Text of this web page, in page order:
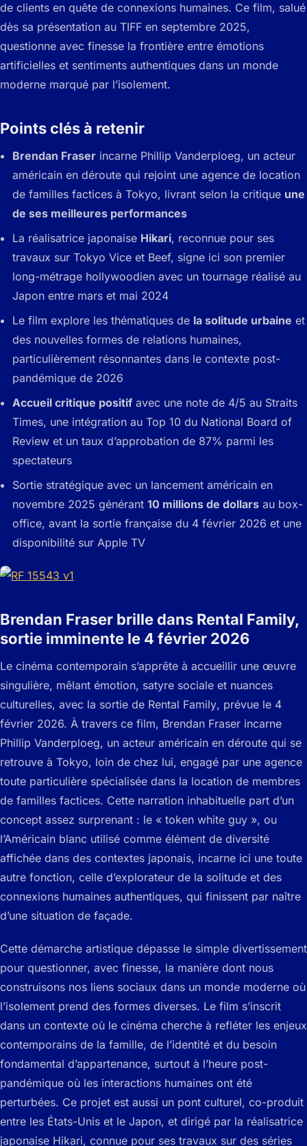
de clients en quête de connexions humaines. Ce film, salué
dès sa présentation au TIFF en septembre 2025,
questionne avec finesse la frontière entre émotions
artificielles et sentiments authentiques dans un monde
moderne marqué par l’isolement.
Points clés à retenir
Brendan Fraser incarne Phillip Vanderploeg, un acteur
américain en déroute qui rejoint une agence de location
de familles factices à Tokyo, livrant selon la critique une
de ses meilleures performances
La réalisatrice japonaise Hikari, reconnue pour ses
travaux sur Tokyo Vice et Beef, signe ici son premier
long-métrage hollywoodien avec un tournage réalisé au
Japon entre mars et mai 2024
Le film explore les thématiques de la solitude urbaine et
des nouvelles formes de relations humaines,
particulièrement résonnantes dans le contexte post-
pandémique de 2026
Accueil critique positif avec une note de 4/5 au Straits
Times, une intégration au Top 10 du National Board of
Review et un taux d’approbation de 87% parmi les
spectateurs
Sortie stratégique avec un lancement américain en
novembre 2025 générant 10 millions de dollars au box-
office, avant la sortie française du 4 février 2026 et une
disponibilité sur Apple TV
Brendan Fraser brille dans Rental Family,
sortie imminente le 4 février 2026
Le cinéma contemporain s’apprête à accueillir une œuvre
singulière, mêlant émotion, satyre sociale et nuances
culturelles, avec la sortie de Rental Family, prévue le 4
février 2026. À travers ce film, Brendan Fraser incarne
Phillip Vanderploeg, un acteur américain en déroute qui se
retrouve à Tokyo, loin de chez lui, engagé par une agence
toute particulière spécialisée dans la location de membres
de familles factices. Cette narration inhabituelle part d’un
concept assez surprenant : le « token white guy », ou
l’Américain blanc utilisé comme élément de diversité
affichée dans des contextes japonais, incarne ici une toute
autre fonction, celle d’explorateur de la solitude et des
connexions humaines authentiques, qui finissent par naître
d’une situation de façade.
Cette démarche artistique dépasse le simple divertissement
pour questionner, avec finesse, la manière dont nous
construisons nos liens sociaux dans un monde moderne où
l’isolement prend des formes diverses. Le film s’inscrit
dans un contexte où le cinéma cherche à refléter les enjeux
contemporains de la famille, de l’identité et du besoin
fondamental d’appartenance, surtout à l’heure post-
pandémique où les interactions humaines ont été
perturbées. Ce projet est aussi un pont culturel, co-produit
entre les États-Unis et le Japon, et dirigé par la réalisatrice
japonaise Hikari, connue pour ses travaux sur des séries